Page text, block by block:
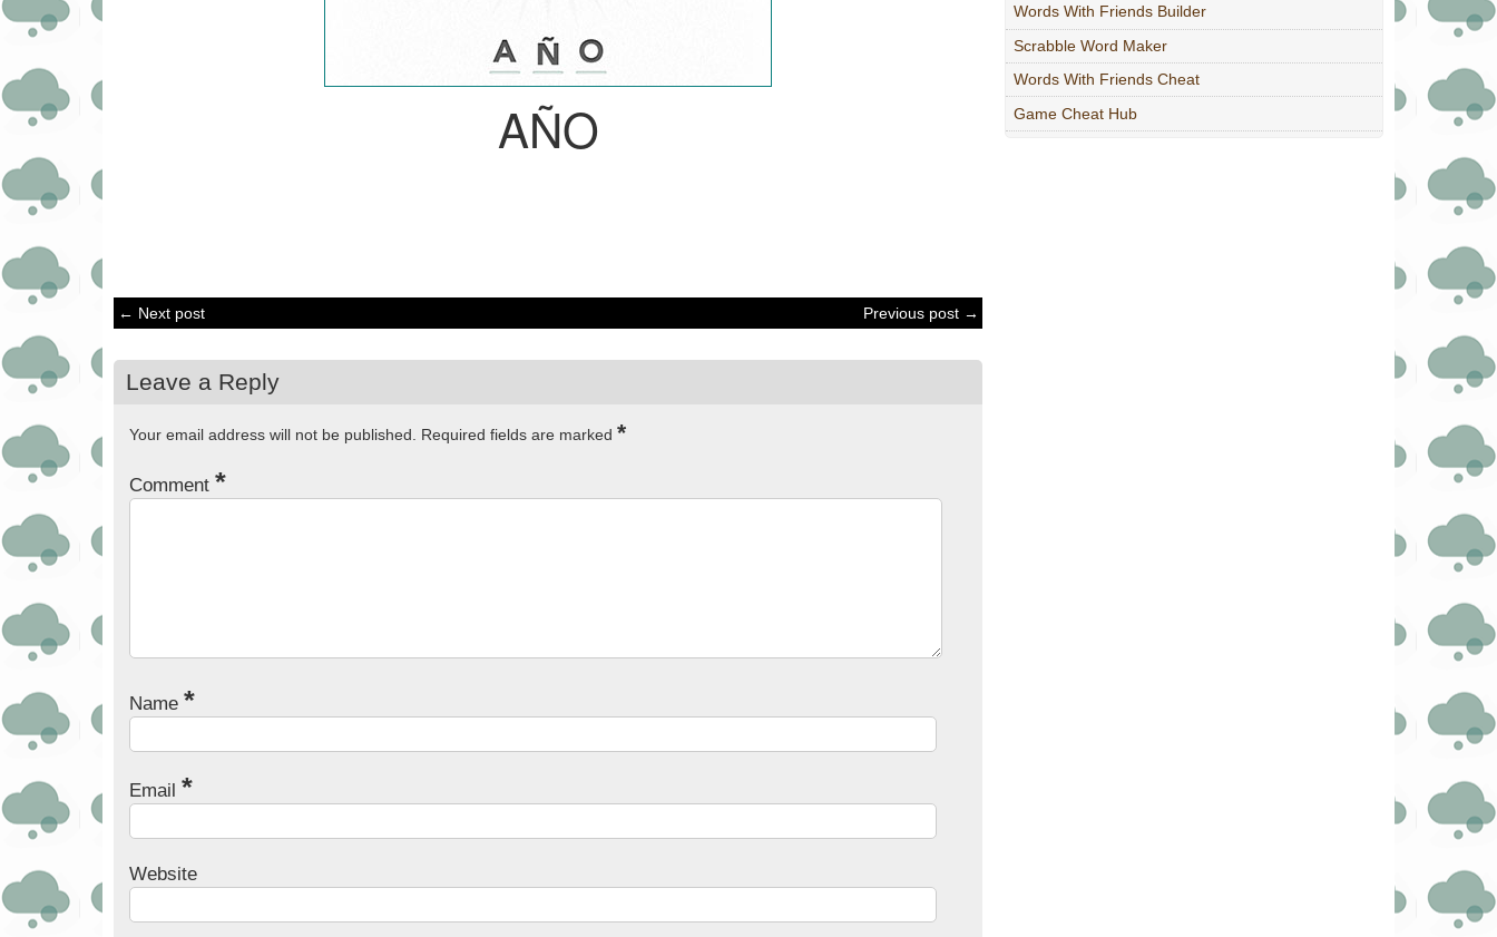
AÑO
← Next post Previous post →
Leave a Reply
Your email address will not be published. Required fields are marked *
Comment *
Name *
Email *
Website
Words With Friends Builder
Scrabble Word Maker
Words With Friends Cheat
Game Cheat Hub